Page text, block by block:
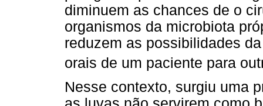
diminuem as chances de o
organismos da microbiota
reduzem as possibilidades
orais de um paciente para
Nesse contexto, surgiu uma